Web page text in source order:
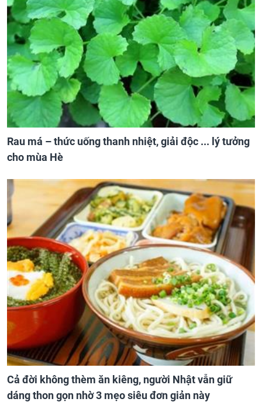
Rau má – thức uống thanh nhiệt, giải độc ... lý tưởng
cho mùa Hè
Cả đời không thèm ăn kiêng, người Nhật vẫn giữ
dáng thon gọn nhờ 3 mẹo siêu đơn giản này